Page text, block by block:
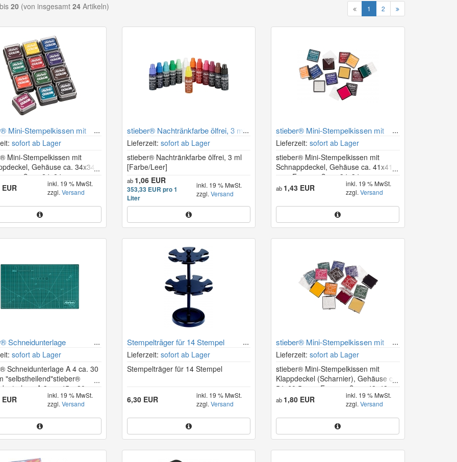
bis 20(von insgesamt 24Artikeln) 1 2
Mini-Stempelkissen mit
24×24 mm
sofort ab Lager
Mini-Stempelkissen mit
Gehäuse ca. 34x34
ca. 24x24 mm
inkl. 19 % MwSt.
zzgl. Versand
stieber® Nachtränkfarbe ölfrei, 3 ml
Lieferzeit: sofort ab Lager
stieber® Nachtränkfarbe ölfrei, 3 ml
[Farbe/Leer]
ab 1,06 EUR
353,33 EUR pro 1
Liter
inkl. 19 % MwSt.
zzgl.Versand
stieber® Mini-Stempelkissen mit
Schnappdeckel 34×34 mm
Lieferzeit:sofort ab Lager
stieber® Mini-Stempelkissen mit
Schnappdeckel, Gehäuse ca. 41x41
mm, Fasermaß ca. 34x34 mm
ab 1,43 EUR
inkl. 19 % MwSt.
zzgl. Versand
Schneidunterlage
A1/A0 (A0 ohne Aufdruck)
sofort ab Lager
Schneidunterlage A 4 ca. 30
"selbstheilend"stieber®
A 3 ca. 45 x 30 cm
A 2 ca. 60 x 45 cm
gen. A 1 ca. 95 x 55
inkl. 19 % MwSt.
zzgl. Versand
Stempelträger für 14 Stempel
Lieferzeit: sofort ab Lager
Stempelträger für 14 Stempel
6,30 EUR
inkl. 19 % MwSt.
zzgl.Versand
stieber® Mini-Stempelkissen mit
Klappdeckel (Scharnier) 48×48 mm
Lieferzeit:sofort ab Lager
stieber® Mini-Stempelkissen mit
Klappdeckel (Scharnier), Gehäuse ca.
54x60,5 mm, Fasermaß ca. 48x48
mm
ab 1,80 EUR
inkl. 19 % MwSt.
zzgl. Versand